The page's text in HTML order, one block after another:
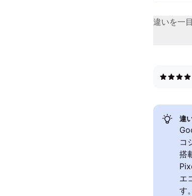
違いを一
違
コ
搭
エ
す。